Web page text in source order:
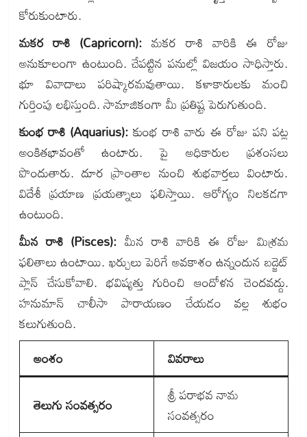
కోరుకుంటారు.
మకర రాశి (Capricorn): మకర రాశి వారికి ఈ రోజు
అనుకూలంగా ఉంటుంది. చేపట్టిన పనుల్లో విజయం సాధిస్తారు.
భూ వివాదాలు పరిష్కారమవుతాయి. కళాకారులకు మంచి
గుర్తింపు లభిస్తుంది. సామాజికంగా మీ ప్రతిష్ట పెరుగుతుంది.
కుంభ రాశి (Aquarius):కుంభ రాశి వారు ఈ రోజు పని పట్ల
అంకితభావంతో ఉంటారు. పై అధికారుల ప్రశంసలు
పొందుతారు. దూర ప్రాంతాల నుంచి శుభవార్తలు వింటారు.
విదేశీ ప్రయాణ ప్రయత్నాలు ఫలిస్తాయి. ఆరోగ్యం నిలకడగా
ఉంటుంది.
మీన రాశి (Pisces): మీన రాశి వారికి ఈ రోజు మిశ్రమ
ఫలితాలు ఉంటాయి. ఖర్చులు పెరిగే అవకాశం ఉన్నందున బడ్జెట్
ప్లాన్ చేసుకోవాలి. భవిష్యత్తు గురించి ఆందోళన చెందవద్దు.
హనుమాన్ చాలీసా పారాయణం చేయడం వల్ల శుభం
కలుగుతుంది.
అంశం
వివరాలు
తెలుగు సంవత్సరం
శ్రీ పరాభవ నామ
సంవత్సరం